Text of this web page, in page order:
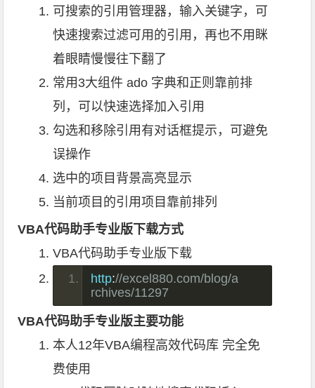
可搜索的引用管理器，输入关键字，可
快速搜索过滤可用的引用，再也不用眯
着眼睛慢慢往下翻了
常用3大组件 ado 字典和正则靠前排
列，可以快速选择加入引用
勾选和移除引用有对话框提示，可避免
误操作
选中的项目背景高亮显示
当前项目的引用项目靠前排列
VBA代码助手专业版下载方式
VBA代码助手专业版下载
http://excel880.com/blog/a
rchives/11297
VBA代码助手专业版主要功能
本人12年VBA编程高效代码库 完全免
费使用